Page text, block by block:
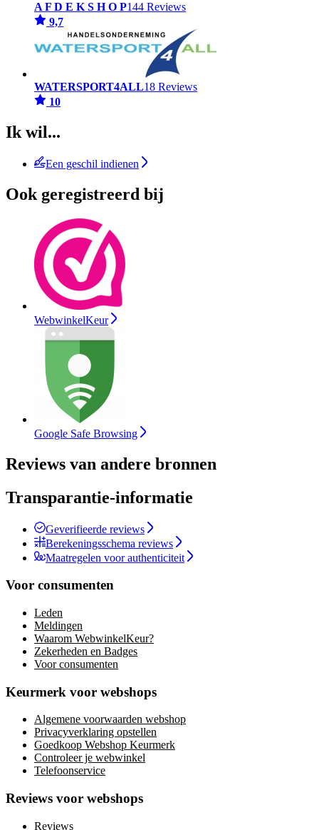
A F D E K S H O P144 Reviews
9,7
WATERSPORT4ALL18 Reviews
10
Ik wil...
Een geschil indienen
Ook geregistreerd bij
WebwinkelKeur
Google Safe Browsing
Reviews van andere bronnen
Transparantie-informatie
Geverifieerde reviews
Berekeningsschema reviews
Maatregelen voor authenticiteit
Voor consumenten
Leden
Meldingen
Waarom WebwinkelKeur?
Zekerheden en Badges
Voor consumenten
Keurmerk voor webshops
Algemene voorwaarden webshop
Privacyverklaring opstellen
Goedkoop Webshop Keurmerk
Controleer je webwinkel
Telefoonservice
Reviews voor webshops
Reviews